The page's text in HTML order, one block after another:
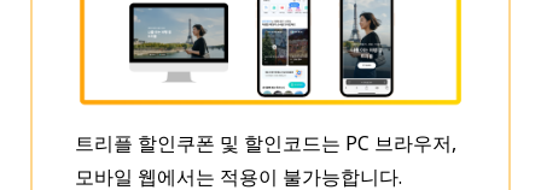
트리플 할인쿠폰 및 할인코드는 PC 브라우저,
모바일 웹에서는 적용이 불가능합니다.